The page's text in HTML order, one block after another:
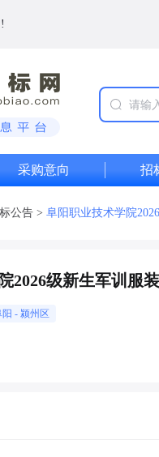
采购意向 招
公告 > 阜阳职业技术学院
2026级新生军训服
- 颍州区